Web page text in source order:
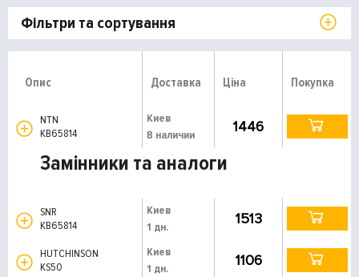
Фільтри та сортування
Опис Доставка Ціна Покупка
NTN
KB65814
Киев
В наличии
1446
Замінники та аналоги
SNR
KB65814
Киев
1 дн.
1513
HUTCHINSON
KS50
Киев
1 дн.
1106